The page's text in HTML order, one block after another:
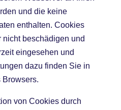
und die keine
enthalten. Cookies
nicht beschädigen und
eingesehen und
dazu finden Sie in
Browsers.
von Cookies durch